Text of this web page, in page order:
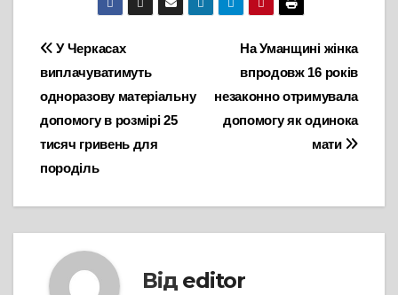
Навігація
записів
На Уманщині жінка
впродовж 16 років
незаконно отримувала
допомогу як одинока
мати
У Черкасах
виплачуватимуть
одноразову матеріальну
допомогу в розмірі 25
тисяч гривень для
породіль
Від editor